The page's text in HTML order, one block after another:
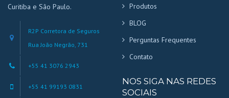
Curitiba e São Paulo.
R2P Corretora de Seguros
Rua João Negrão, 731
+55 41 3076 2943
+55 41 99193 0831
Produtos
BLOG
Perguntas Frequentes
Contato
NOS SIGA NAS REDES
SOCIAIS